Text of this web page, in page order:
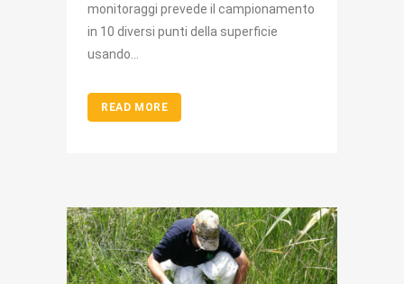
monitoraggi prevede il campionamento
in 10 diversi punti della superficie
usando...
READ MORE